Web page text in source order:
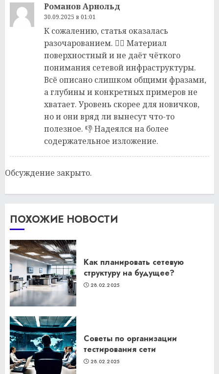
Романов Арнольд
30.09.2025 в 01:01
К сожалению, статья оказалась
разочарованием. 🤦‍♂️ Материал
поверхностный и не даёт чёткого
понимания сетевой инфраструктуры.
Всё описано слишком общими фразами,
а глубины и конкретных примеров не
хватает. Уровень скорее для новичков,
но и они вряд ли вынесут что-то
полезное. 👎 Надеялся на более
содержательное изложение.
Обсуждение закрыто.
ПОХОЖИЕ НОВОСТИ
Как планировать сетевую
структуру на будущее?
28.02.2025
Советы по организации
тестирования сети
28.02.2025